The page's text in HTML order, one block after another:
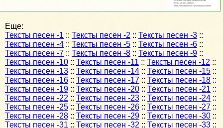
Еще:
Тексты песен -1 :: Тексты песен -2 :: Тексты песен -3 ::
Тексты песен -4 :: Тексты песен -5 :: Тексты песен -6 ::
Тексты песен -7 :: Тексты песен -8 :: Тексты песен -9 ::
Тексты песен -10 :: Тексты песен -11 :: Тексты песен -12 ::
Тексты песен -13 :: Тексты песен -14 :: Тексты песен -15 ::
Тексты песен -16 :: Тексты песен -17 :: Тексты песен -18 ::
Тексты песен -19 :: Тексты песен -20 :: Тексты песен -21 ::
Тексты песен -22 :: Тексты песен -23 :: Тексты песен -24 ::
Тексты песен -25 :: Тексты песен -26 :: Тексты песен -27 ::
Тексты песен -28 :: Тексты песен -29 :: Тексты песен -30 ::
Тексты песен -31 :: Тексты песен -32 :: Тексты песен -33 ::